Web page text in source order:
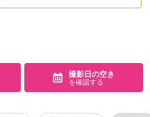
ムービー
スタジオトップ
撮影日の空き
を確認する